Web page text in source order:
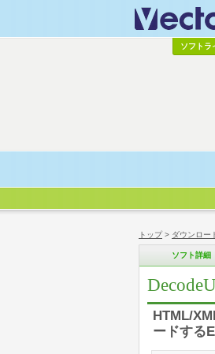
トップ> ダウンロー
ソフト詳細
HTML/
ードする
ソフトラ